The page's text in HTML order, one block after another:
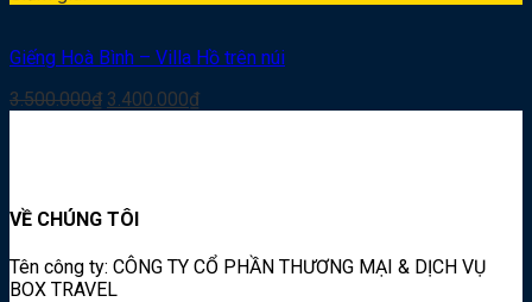
Giếng Hoà Bình – Villa Hồ trên núi
3.500.000₫ 3.400.000₫
VỀ CHÚNG TÔI
Tên công ty: CÔNG TY CỔ PHẦN THƯƠNG MẠI & DỊCH VỤ
BOX TRAVEL